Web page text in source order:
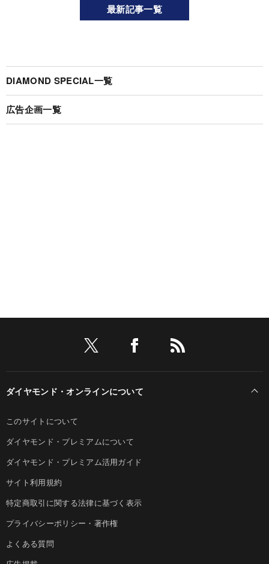
最新記事一覧
DIAMOND SPECIAL一覧
広告企画一覧
ダイヤモンド・オンラインについて
このサイトについて
ダイヤモンド・プレミアムについて
ダイヤモンド・プレミアム活用ガイド
サイト利用規約
特定商取引に関する法律に基づく表示
プライバシーポリシー・著作権
よくある質問